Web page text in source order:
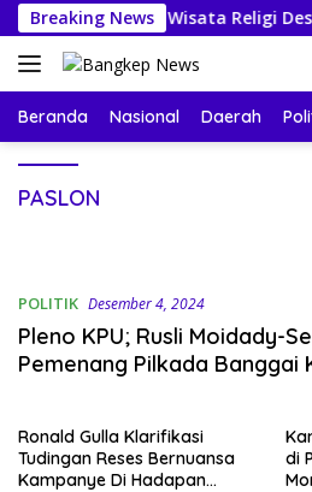
Langsung
ke
konten
Breaking News
Wisata Religi Desa
Beranda Nasional Daerah
PASLON
POLITIK Desember 4, 2024
Pleno KPU; Rusli Moidady-
Pemenang Pilkada Banggai
Ronald Gulla Klarifikasi
Tudingan Reses Bernuansa
Kampanye Di Hadapan
di